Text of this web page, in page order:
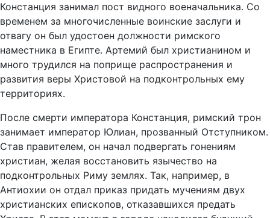
Констанция занимал пост видного военачальника. Со
временем за многочисленные воинские заслуги и
отвагу он был удостоен должности римского
наместника в Египте. Артемий был христианином и
много трудился на поприще распространения и
развития веры Христовой на подконтрольных ему
территориях.
После смерти императора Констанция, римский трон
занимает император Юлиан, прозванный Отступником.
Став правителем, он начал подвергать гонениям
христиан, желая восстановить язычество на
подконтрольных Риму землях. Так, например, в
Антиохии он отдал приказ придать мучениям двух
христианских епископов, отказавшихся предать